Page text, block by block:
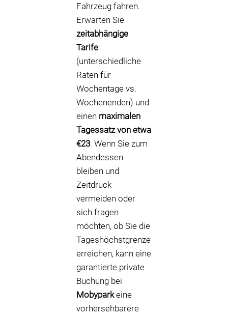
Fahrzeug fahren.
Erwarten Sie
zeitabhängige
Tarife
(unterschiedliche
Raten für
Wochentage vs.
Wochenenden) und
einen maximalen
Tagessatz von etwa
€23. Wenn Sie zum
Abendessen
bleiben und
Zeitdruck
vermeiden oder
sich fragen
möchten, ob Sie die
Tageshöchstgrenze
erreichen, kann eine
garantierte private
Buchung bei
Mobyparkeine
vorhersehbarere